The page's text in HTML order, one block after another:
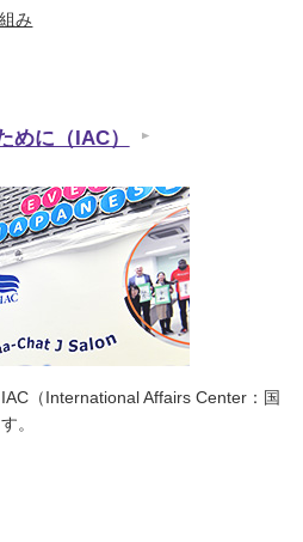
み
めに（IAC）
（International Affairs Center：国
。